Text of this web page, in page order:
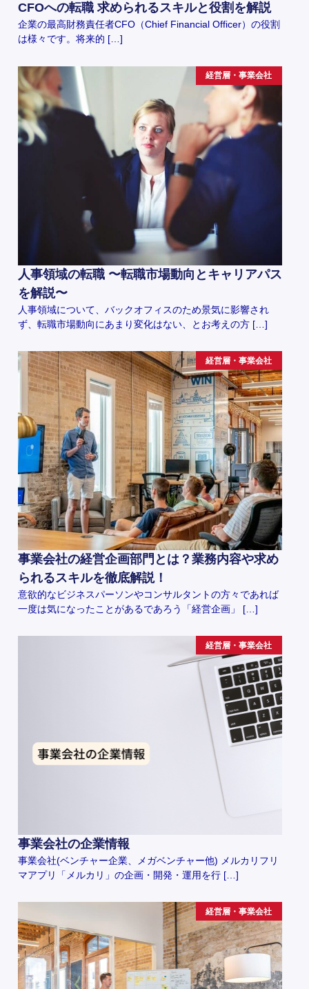
CFOへの転職 求められるスキルと役割を解説
企業の最高財務責任者CFO（Chief Financial Officer）の役割
は様々です。将来的 […]
経営層・事業会社
人事領域の転職 〜転職市場動向とキャリアパス
を解説〜
人事領域について、バックオフィスのため景気に影響され
ず、転職市場動向にあまり変化はない、とお考えの方 […]
経営層・事業会社
事業会社の経営企画部門とは？業務内容や求め
られるスキルを徹底解説！
意欲的なビジネスパーソンやコンサルタントの方々であれば
一度は気になったことがあるであろう「経営企画」 […]
経営層・事業会社
事業会社の企業情報
事業会社(ベンチャー企業、メガベンチャー他) メルカリフリ
マアプリ「メルカリ」の企画・開発・運用を行 […]
経営層・事業会社